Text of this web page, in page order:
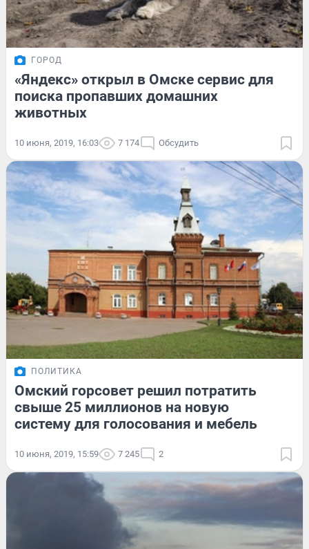
ГОРОД
«Яндекс» открыл в Омске сервис для
поиска пропавших домашних
животных
10 июня, 2019, 16:03 7 174 Обсудить
ПОЛИТИКА
Омский горсовет решил потратить
свыше 25 миллионов на новую
систему для голосования и мебель
10 июня, 2019, 15:59 7 245 2